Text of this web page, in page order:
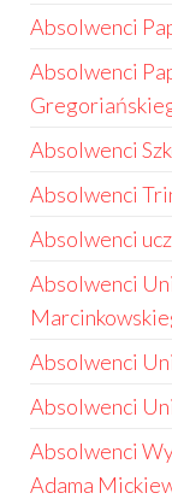
Absolwenci
Absolwenci
Absolwenci
Absolwenci
Absolwenci
Absolwenci
Absolwenci
Absolwenci
Absolwenci
Adama